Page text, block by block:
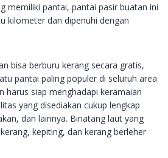
memiliki pantai, pantai pasir buatan ini
kilometer dan dipenuhi dengan
bisa berburu kerang secara gratis,
pantai paling populer di seluruh area
harus siap menghadapi keramaian
yang disediakan cukup lengkap
dan lainnya. Binatang laut yang
kepiting, dan kerang berleher